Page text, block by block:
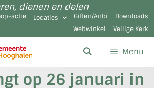
dienen en delen
actie Locaties Giften/Anbi
Downloads
Webwinkel
Veilige Kerk
Menu
op 26 januari in